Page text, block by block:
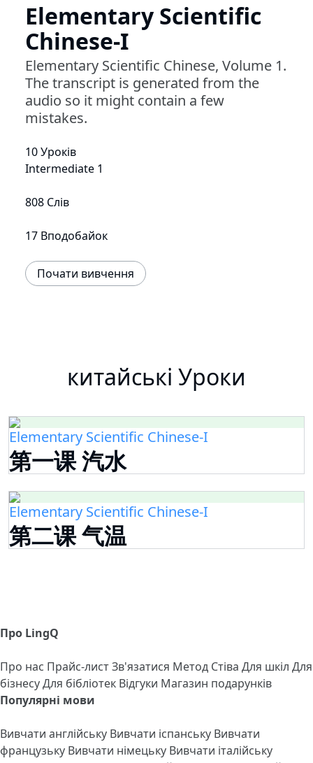
Elementary Scientific
Chinese-I
Elementary Scientific Chinese, Volume 1.
The transcript is generated from the
audio so it might contain a few
mistakes.
10 Уроків
Intermediate 1
808 Слів
17 Вподобайок
Почати вивчення
китайські Уроки
Elementary Scientific Chinese-I
第一课 汽水
Elementary Scientific Chinese-I
第二课 气温
Про LingQ
Про нас Прайс-листЗв'язатися Метод Стіва Для шкіл Для
бізнесуДля бібліотек Відгуки Магазин подарунків
Популярні мови
Вивчати англійську Вивчати іспанську Вивчати
французьку Вивчати німецьку Вивчати італійську